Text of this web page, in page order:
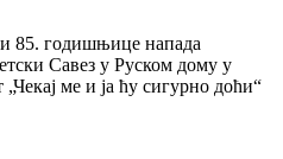
85. годишњице напада
Савез у Руском дому у
ме и ја ћу сигурно доћи“